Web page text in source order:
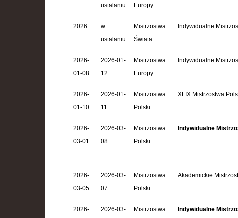
ustalaniu
Europy
2026
w
ustalaniu
Mistrzostwa
Świata
Indywidualne
2026-
01-08
2026-01-
12
Mistrzostwa
Europy
Indywidualne
2026-
01-10
2026-01-
11
Mistrzostwa
Polski
XLIX Mistrzostwa
2026-
03-01
2026-03-
08
Mistrzostwa
Polski
Indywidualne
2026-
03-05
2026-03-
07
Mistrzostwa
Polski
Akademickie
2026-
2026-03-
Mistrzostwa
Indywidualne